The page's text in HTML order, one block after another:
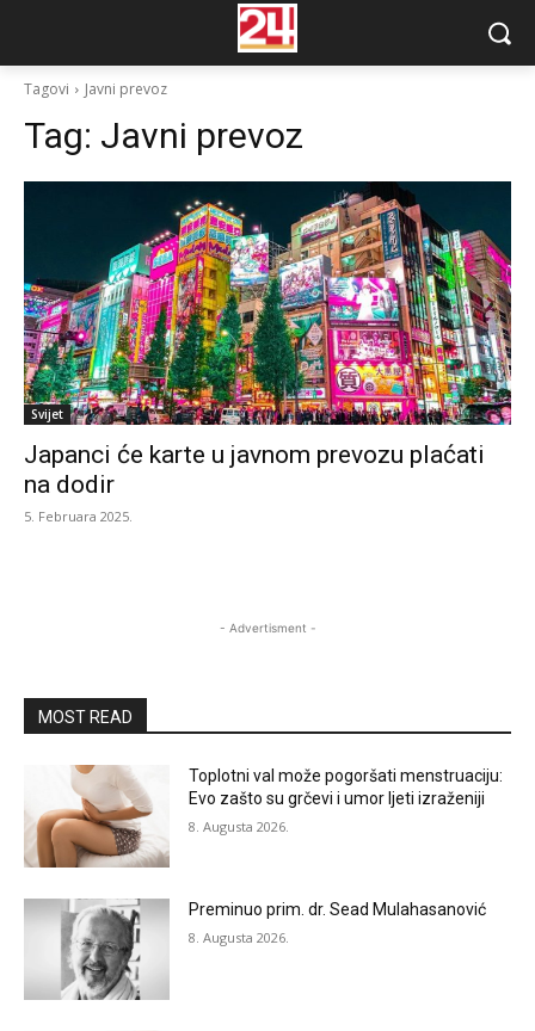
Tagovi Javni prevoz
Tag: Javni prevoz
Svijet
Japanci će karte u javnom prevozu plaćati
na dodir
5. Februara 2025.
- Advertisment -
MOST READ
Toplotni val može pogoršati menstruaciju:
Evo zašto su grčevi i umor ljeti izraženiji
8. Augusta 2026.
Preminuo prim. dr. Sead Mulahasanović
8. Augusta 2026.